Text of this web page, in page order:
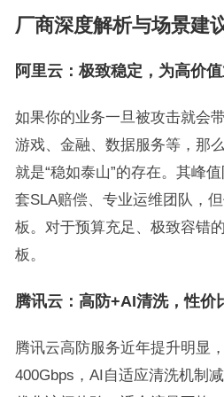
厂商深度解析与场景建
阿里云：极致稳定，为高价
如果你的业务一旦被攻击就会
游戏、金融、数据服务等，那
就是“稳如泰山”的存在。其峰
套SLA赔偿、专业运维团队，
板。对于预算充足、极致容错
板。
腾讯云：高防+AI清洗，性价
腾讯云高防服务近年提升明显
400Gbps，AI自适应清洗机制